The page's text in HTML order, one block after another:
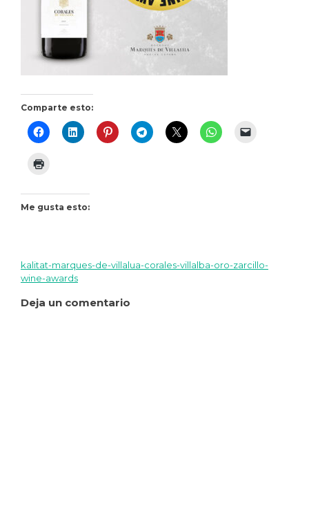
Comparte esto:
Me gusta esto:
Navegación
de
kalitat-marques-de-villalua-corales-villalba-oro-zarcillo-
wine-awards
Deja un comentario